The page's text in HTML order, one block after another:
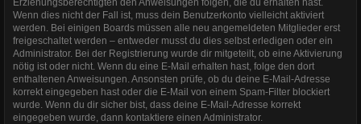
Erziehungsberechtigten den Anweisungen folgen, die du erhalten hast.
Wenn dies nicht der Fall ist, muss dein Benutzerkonto vielleicht aktiviert
werden. Bei einigen Boards müssen alle neu angemeldeten Mitglieder erst
freigeschaltet werden – entweder musst du dies selbst erledigen oder ein
Administrator. Bei der Registrierung wurde dir mitgeteilt, ob eine Aktivierung
nötig ist oder nicht. Wenn du eine E-Mail erhalten hast, folge den dort
enthaltenen Anweisungen. Ansonsten prüfe, ob du deine E-Mail-Adresse
korrekt eingegeben hast oder die E-Mail von einem Spam-Filter blockiert
wurde. Wenn du dir sicher bist, dass deine E-Mail-Adresse korrekt
eingegeben wurde, dann kontaktiere einen Administrator.